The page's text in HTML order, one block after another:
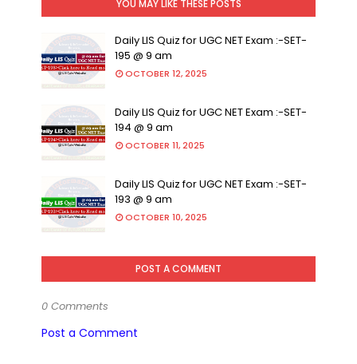
YOU MAY LIKE THESE POSTS
Daily LIS Quiz for UGC NET Exam :-SET-
195 @ 9 am
OCTOBER 12, 2025
Daily LIS Quiz for UGC NET Exam :-SET-
194 @ 9 am
OCTOBER 11, 2025
Daily LIS Quiz for UGC NET Exam :-SET-
193 @ 9 am
OCTOBER 10, 2025
POST A COMMENT
0 Comments
Post a Comment